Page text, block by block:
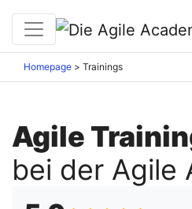
Homepage > Trainings
Agile
bei der Agile